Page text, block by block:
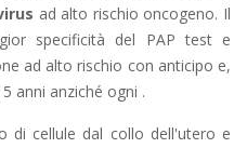
ad alto rischio oncogeno. Il
specificità del PAP test e
ad alto rischio con anticipo e,
anni anziché ogni .
di cellule dal collo dell'utero e